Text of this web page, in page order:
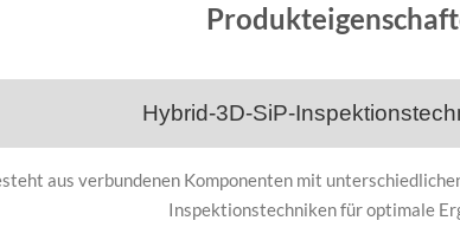
Hybrid-3D-SiP-
aus verbundenen Komponenten mit
Inspektionstechniken für optimale